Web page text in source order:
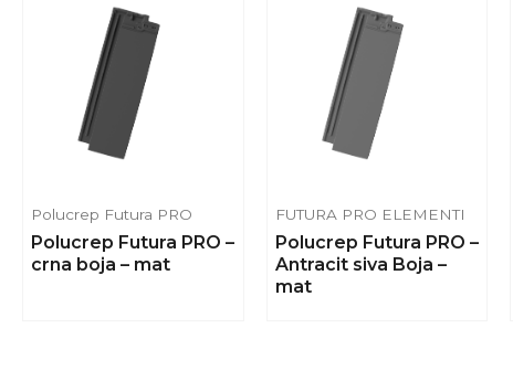
Polucrep Futura PRO
Polucrep Futura PRO –
crna boja – mat
FUTURA PRO ELEMENTI
Polucrep Futura PRO –
Antracit siva Boja –
mat